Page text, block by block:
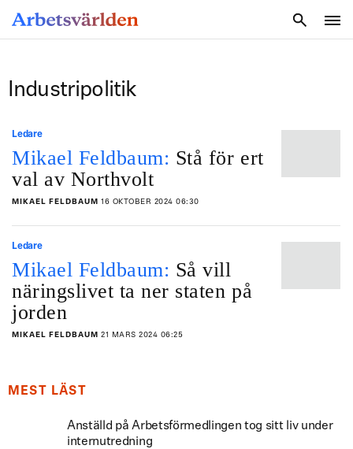
Industripolitik
Ledare
Mikael Feldbaum: Stå för ert
val av Northvolt
MIKAEL FELDBAUM 16 OKTOBER 2024 06:30
Ledare
Mikael Feldbaum: Så vill
näringslivet ta ner staten på
jorden
MIKAEL FELDBAUM 21 MARS 2024 06:25
MEST LÄST
Anställd på Arbetsförmedlingen tog sitt liv under
internutredning